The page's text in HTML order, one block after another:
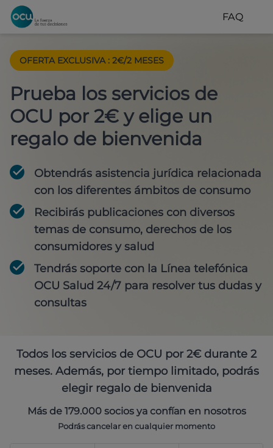
FAQ
OFERTA EXCLUSIVA : 2€/2 MESES
Prueba los servicios de
OCU por 2€ y elige un
regalo de bienvenida
Obtendrás asistencia jurídica relacionada
con los diferentes ámbitos de consumo
Recibirás publicaciones con diversos
temas de consumo, derechos de los
consumidores y salud
Tendrás soporte con la Línea telefónica
OCU Salud 24/7 para resolver tus dudas y
consultas
Todos los servicios de OCU por 2€ durante 2
meses. Además, por tiempo limitado, podrás
elegir regalo de bienvenida
Más de 179.000 socios ya confían en nosotros
Podrás cancelar en cualquier momento